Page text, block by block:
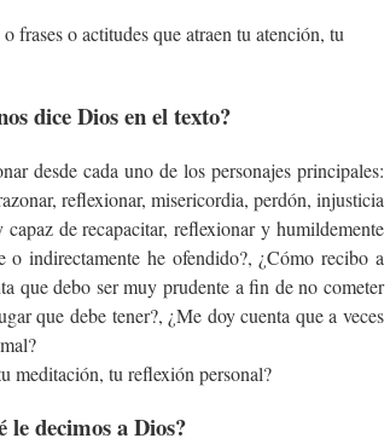
frases o actitudes que atraen tu atención, tu
dice Dios en el texto?
desde cada uno de los personajes principales:
reflexionar, misericordia, perdón, injusticia
de recapacitar, reflexionar y humildemente
indirectamente he ofendido?, ¿Cómo recibo a
que debo ser muy prudente a fin de no cometer
que debe tener?, ¿Me doy cuenta que a veces
meditación, tu reflexión personal?
le decimos a Dios?